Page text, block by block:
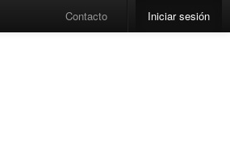
Contacto Iniciar sesión